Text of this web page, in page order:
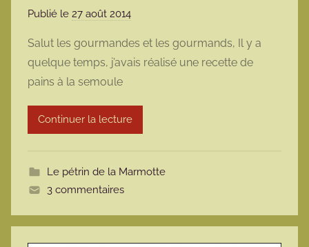
Publié le 27 août 2014
r
m
r
m
t
Salut les gourmandes et les gourmands, Il y a
quelque temps, j’avais réalisé une recette de
pains à la semoule
Continuer la lecture
Le pétrin de la Marmotte
3 commentaires